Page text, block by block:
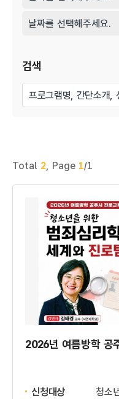
검색
Total 2, Page 1/1
2026년 여름방학 공
신청대상
청소